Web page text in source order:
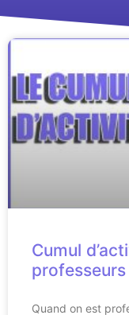
Cumul
Quand on est